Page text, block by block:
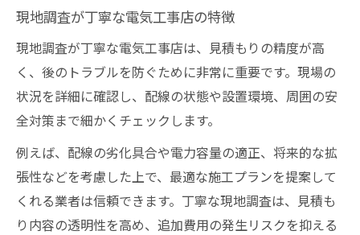
現地調査が丁寧な電気工事店の特徴
現地調査が丁寧な電気工事店は、見積もりの精度が高
く、後のトラブルを防ぐために非常に重要です。現場の
状況を詳細に確認し、配線の状態や設置環境、周囲の安
全対策まで細かくチェックします。
例えば、配線の劣化具合や電力容量の適正、将来的な拡
張性などを考慮した上で、最適な施工プランを提案して
くれる業者は信頼できます。丁寧な現地調査は、見積も
り内容の透明性を高め、追加費用の発生リスクを抑える